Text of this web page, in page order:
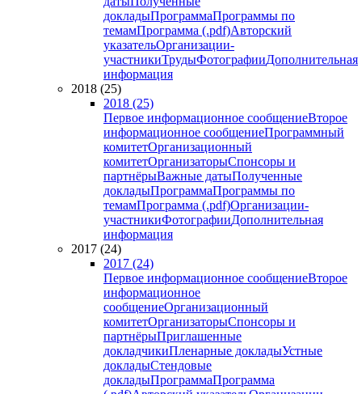
докладыПрограммаПрограммы по
темамПрограмма (.pdf)Авторский
указательОрганизации-
участникиТрудыФотографииДополнительная
информация
2018 (25)
2018 (25)
Первое информационное сообщениеВторое
информационное сообщениеПрограммный
комитетОрганизационный
комитетОрганизаторыСпонсоры и
партнёрыВажные датыПолученные
докладыПрограммаПрограммы по
темамПрограмма (.pdf)Организации-
участникиФотографииДополнительная
информация
2017 (24)
2017 (24)
Первое информационное сообщениеВторое
информационное
сообщениеОрганизационный
комитетОрганизаторыСпонсоры и
партнёрыПриглашенные
докладчикиПленарные докладыУстные
докладыСтендовые
докладыПрограммаПрограмма